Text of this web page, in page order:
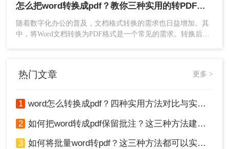
格式转换的情况。那么，word转pdf怎么转呢?接下来小编给大
家一一介绍下吧。
怎么把word转换成pdf？教你三种实用的转PDF方法！
随着数字化办公的普及，文档格式转换的需求也日益增加。其
中，将Word文档转换为PDF格式是一个常见的需求。转换后的
热门文章 更多 >
1 word怎么转换成pdf？四种实用方法对比与实操指南（附详细表格）！
2 如何把word转成pdf保留批注？这三种方法建议收藏！
3 如何将批量word转pdf？这三种方法都可以实现批量转换